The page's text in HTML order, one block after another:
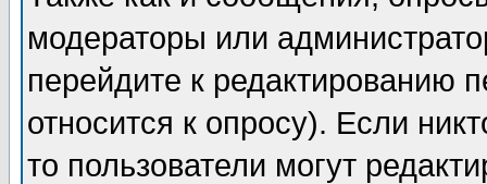
модераторы или
перейдите к редактированию
относится к опросу). Если
то пользователи могут